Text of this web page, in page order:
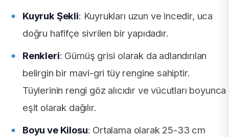
Kuyruk Şekli: Kuyrukları uzun ve incedir, uca
doğru hafifçe sivrilen bir yapıdadır.
Renkleri: Gümüş grisi olarak da adlandırılan
belirgin bir mavi-gri tüy rengine sahiptir.
Tüylerinin rengi göz alıcıdır ve vücutları boyunca
eşit olarak dağılır.
Boyu ve Kilosu: Ortalama olarak 25-33 cm